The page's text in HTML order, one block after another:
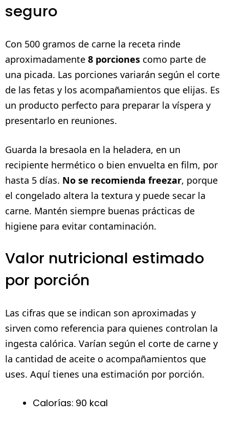
seguro
Con 500 gramos de carne la receta rinde
aproximadamente 8 porciones como parte de
una picada. Las porciones variarán según el corte
de las fetas y los acompañamientos que elijas. Es
un producto perfecto para preparar la víspera y
presentarlo en reuniones.
Guarda la bresaola en la heladera, en un
recipiente hermético o bien envuelta en film, por
hasta 5 días. No se recomienda freezar, porque
el congelado altera la textura y puede secar la
carne. Mantén siempre buenas prácticas de
higiene para evitar contaminación.
Valor nutricional estimado
por porción
Las cifras que se indican son aproximadas y
sirven como referencia para quienes controlan la
ingesta calórica. Varían según el corte de carne y
la cantidad de aceite o acompañamientos que
uses. Aquí tienes una estimación por porción.
Calorías: 90 kcal